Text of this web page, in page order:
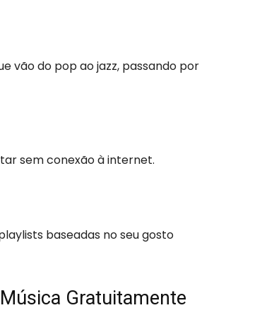
vão do pop ao jazz, passando por
sem conexão à internet.
baseadas no seu gosto
Gratuitamente